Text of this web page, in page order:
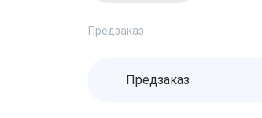
Предзаказ
Предзаказ